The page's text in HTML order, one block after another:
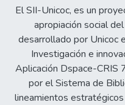
El SII-Unicoc, es un
apropiación social
desarrollado por Unicoc
Investigación e
Aplicación Dspace-CRIS
por el Sistema de
lineamientos